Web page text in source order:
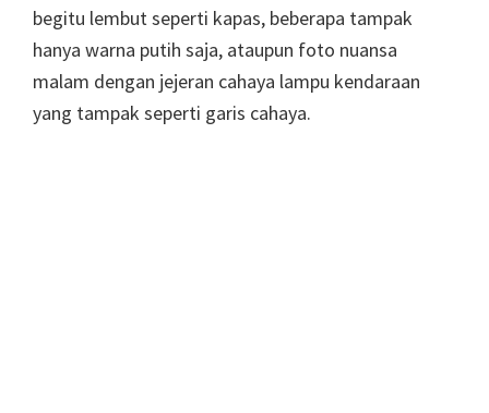
begitu lembut seperti kapas, beberapa tampak
hanya warna putih saja, ataupun foto nuansa
malam dengan jejeran cahaya lampu kendaraan
yang tampak seperti garis cahaya.